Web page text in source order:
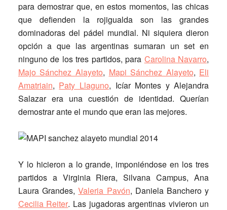
para demostrar que, en estos momentos, las chicas
que defienden la rojigualda son las grandes
dominadoras del pádel mundial. Ni siquiera dieron
opción a que las argentinas sumaran un set en
ninguno de los tres partidos, para Carolina Navarro,
Majo Sánchez Alayeto, Mapi Sánchez Alayeto, Eli
Amatriain, Paty Llaguno, Icíar Montes y Alejandra
Salazarera una cuestión de identidad. Querían
demostrar ante el mundo que eran las mejores.
Y lo hicieron a lo grande, imponiéndose en los tres
partidos a Virginia Riera, Silvana Campus, Ana
Laura Grandes,Valeria Pavón, Daniela Banchero y
Cecilia Reiter. Las jugadoras argentinas vivieron un